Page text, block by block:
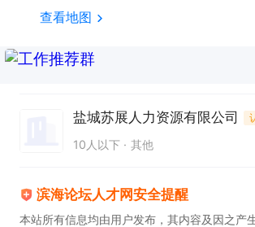
查看地图
盐城苏展人力资源有限公司
10人以下 其他
滨海论坛人才网安全提醒
本站所有信息均由用户发布，其内容及因之产